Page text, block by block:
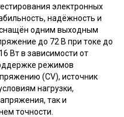
электронных
надёжность и
одним выходным
до 72 В при токе до
Вт в зависимости от
режимов
(CV), источник
нагрузки,
так и
точности.